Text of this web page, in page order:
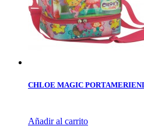
CHLOE MAGIC
Añadir al carrito